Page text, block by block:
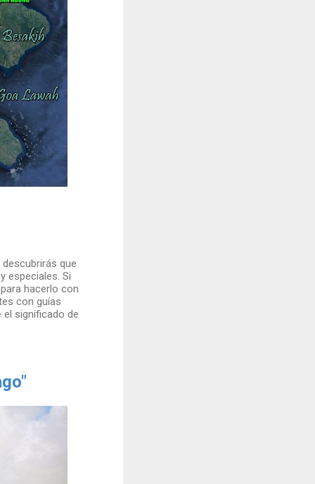
que
especiales. Si
hacerlo con
con guías
significado de